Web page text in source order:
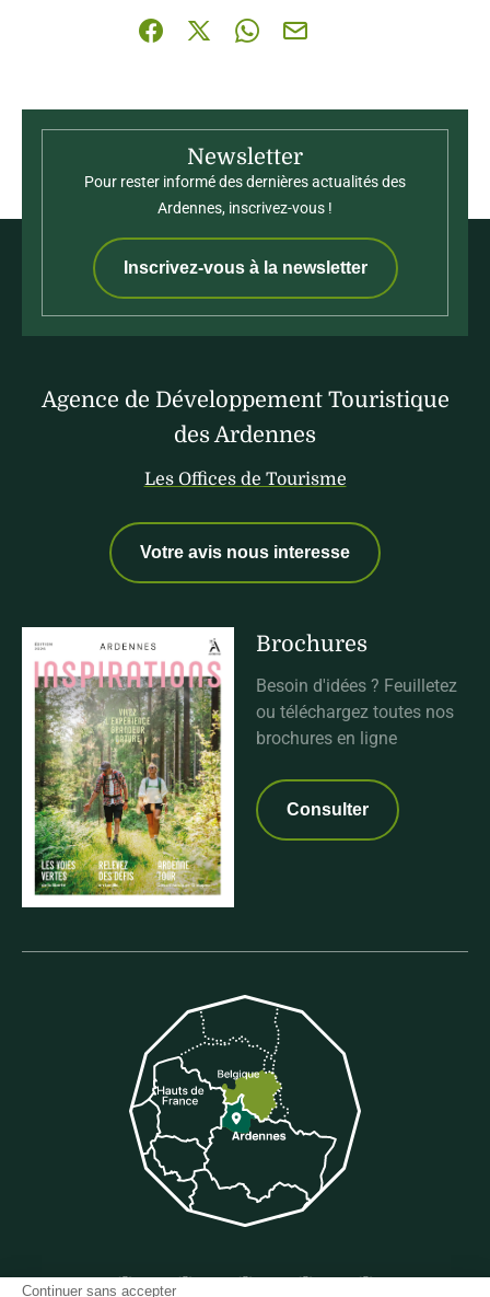
Partager sur Facebook (nouvelle fenêtre)
Partager sur X / Twitter (nouvelle
Partager sur WhatsApp
Partager par mail
Newsletter
Pour rester informé des dernières actualités des
Ardennes, inscrivez-vous !
Inscrivez-vous à la newsletter
Agence de Développement Touristique
des Ardennes
Les Offices de Tourisme
Votre avis nous interesse
Brochures
Besoin d'idées ? Feuilletez
ou téléchargez toutes nos
brochures en ligne
Consulter
Suivez-nous sur Facebook
Continuer sans accepter